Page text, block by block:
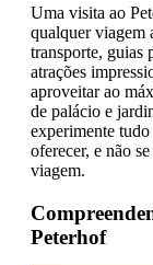
Uma visita ao
qualquer viagem
transporte, guias
atrações
aproveitar ao
de palácio e
experimente
oferecer, e não
viagem.
Peterhof